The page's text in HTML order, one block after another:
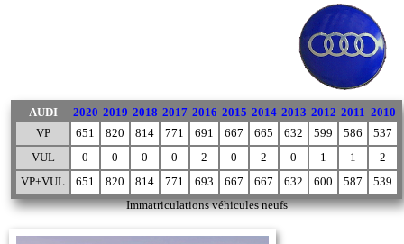
Immatriculations véhicules neufs
AUDI 2020 2019 2018 2017 2016 2015 2014 2013 2012 2011 2010
VP
651 820 814 771 691 667 665 632 599 586
537
VUL
0 0 0 0 2 0 2 0 1 1
2
VP+VUL
651 820 814 771 693 667 667 632 600 587 539